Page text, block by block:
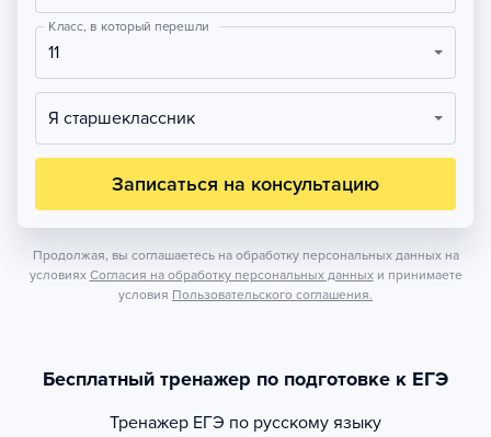
Класс, в который перешли
11
Я старшеклассник
Записаться на консультацию
Продолжая, вы соглашаетесь на обработку персональных данных на
условиях Согласия на обработку персональных данных и принимаете
условия Пользовательского соглашения.
Бесплатный тренажер по подготовке к ЕГЭ
Тренажер ЕГЭ по русскому языку